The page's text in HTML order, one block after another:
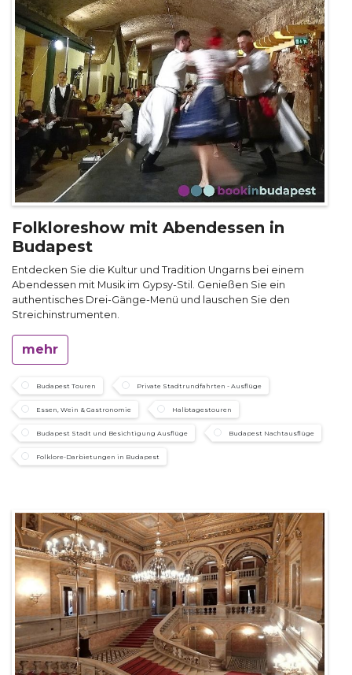
Folkloreshow mit Abendessen in
Budapest
Entdecken Sie die Kultur und Tradition Ungarns bei einem
Abendessen mit Musik im Gypsy-Stil. Genießen Sie ein
authentisches Drei-Gänge-Menü und lauschen Sie den
Streichinstrumenten.
mehr
Budapest Touren Private Stadtrundfahrten - Ausflüge
Essen, Wein & Gastronomie Halbtagestouren
Budapest Stadt und Besichtigung Ausflüge Budapest Nachtausflüge
Folklore-Darbietungen in Budapest